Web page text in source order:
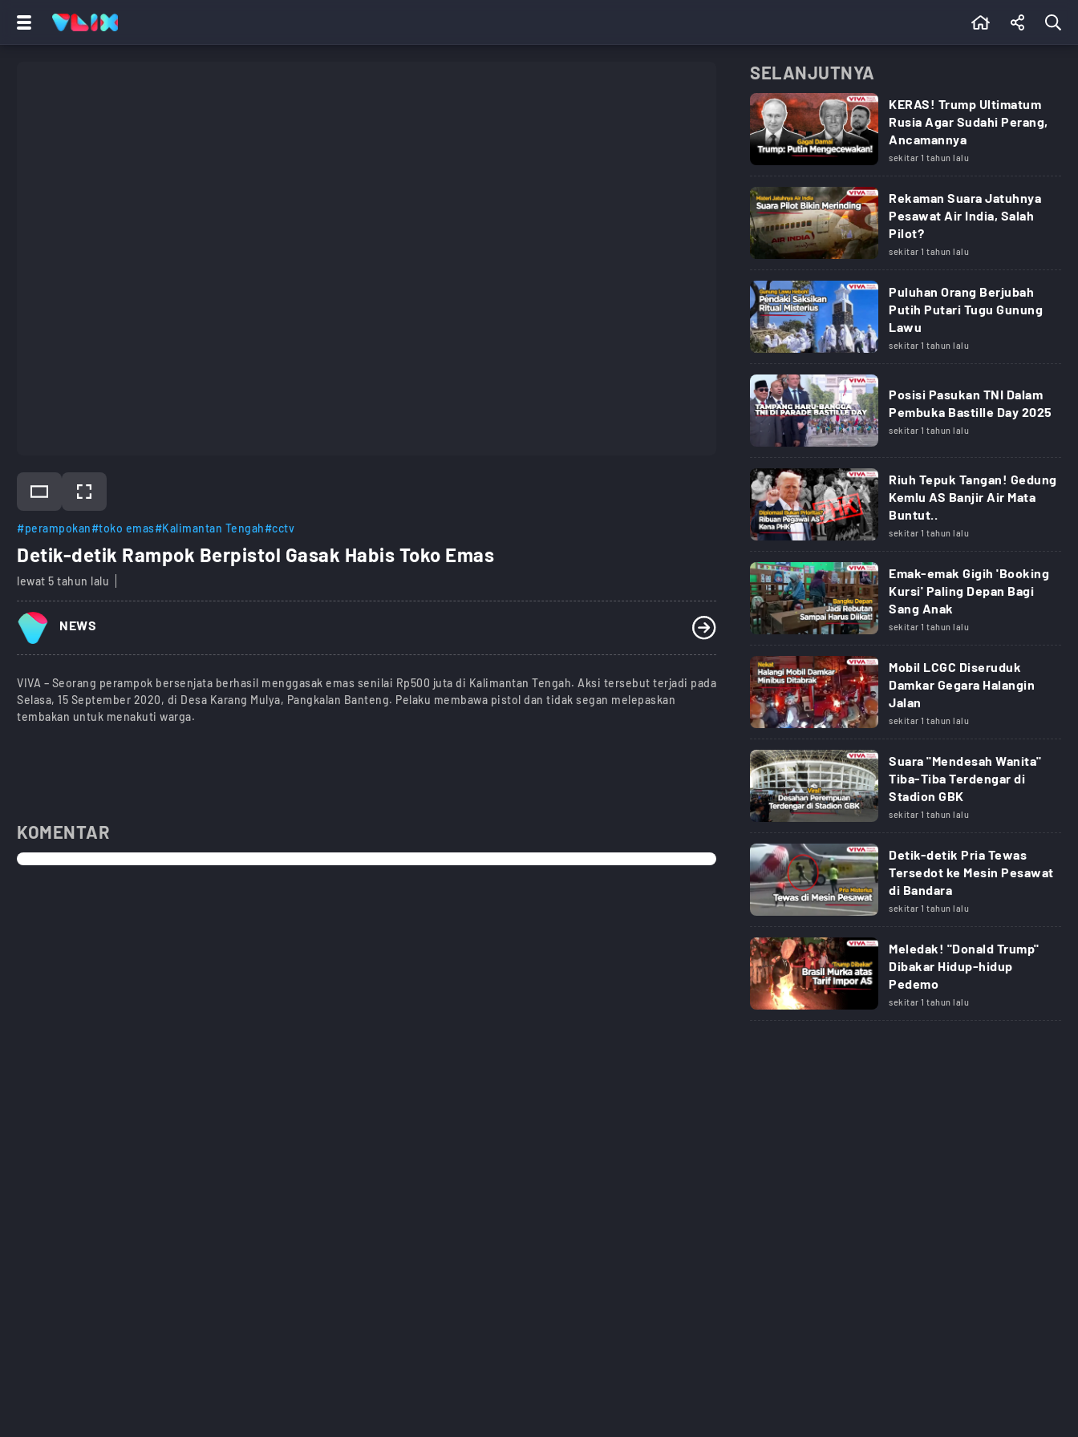
#perampokan#toko emas#Kalimantan Tengah#cctv
Detik-detik Rampok Berpistol Gasak Habis Toko Emas
lewat 5 tahun lalu
NEWS
VIVA – Seorang perampok bersenjata berhasil menggasak emas senilai Rp500 juta di Kalimantan Tengah. Aksi tersebut terjadi pada
Selasa, 15 September 2020, di Desa Karang Mulya, Pangkalan Banteng. Pelaku membawa pistol dan tidak segan melepaskan
tembakan untuk menakuti warga.
KOMENTAR
SELANJUTNYA
KERAS! Trump Ultimatum
Rusia Agar Sudahi Perang,
Ancamannya
sekitar 1 tahun lalu
Rekaman Suara Jatuhnya
Pesawat Air India, Salah
Pilot?
sekitar 1 tahun lalu
Puluhan Orang Berjubah
Putih Putari Tugu Gunung
Lawu
sekitar 1 tahun lalu
Posisi Pasukan TNI Dalam
Pembuka Bastille Day 2025
sekitar 1 tahun lalu
Riuh Tepuk Tangan! Gedung
Kemlu AS Banjir Air Mata
Buntut..
sekitar 1 tahun lalu
Emak-emak Gigih 'Booking
Kursi' Paling Depan Bagi
Sang Anak
sekitar 1 tahun lalu
Mobil LCGC Diseruduk
Damkar Gegara Halangin
Jalan
sekitar 1 tahun lalu
Suara "Mendesah Wanita"
Tiba-Tiba Terdengar di
Stadion GBK
sekitar 1 tahun lalu
Detik-detik Pria Tewas
Tersedot ke Mesin Pesawat
di Bandara
sekitar 1 tahun lalu
Meledak! "Donald Trump"
Dibakar Hidup-hidup
Pedemo
sekitar 1 tahun lalu